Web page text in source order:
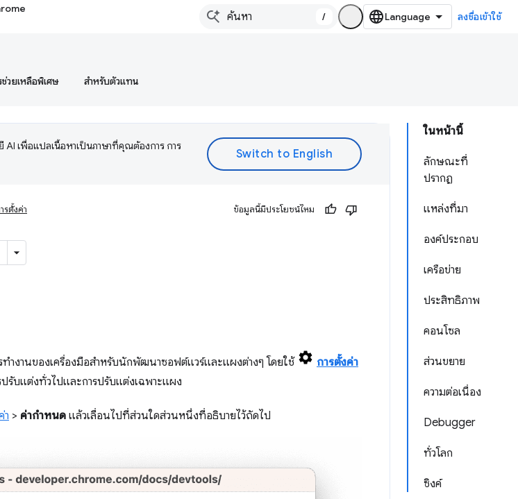
/ ลงชื่อเข้าใช้
ช่วยเหลือพิเศษ สำหรับตัวแทน
ในหน้านี้
ลักษณะที่
ปรากฏ
แหล่งที่มา
องค์ประกอบ
เครือข่าย
ประสิทธิภาพ
คอนโซล
ส่วนขยาย
ความต่อเนื่อง
Debugger
ทั่วโลก
ซิงค์
AI เพื่อแปลเนื้อหาเป็นภาษาที่คุณต้องการ การ
รตั้งค่า ข้อมูลนี้มีประโยชน์ไหม
งานของเครื่องมือสําหรับนักพัฒนาซอฟต์แวร์และแผงต่างๆ โดยใช้
การตั้งค่า
รับแต่งทั่วไปและการปรับแต่งเฉพาะแผง
า > ค่ากำหนด แล้วเลื่อนไปที่ส่วนใดส่วนหนึ่งที่อธิบายไว้ถัดไป